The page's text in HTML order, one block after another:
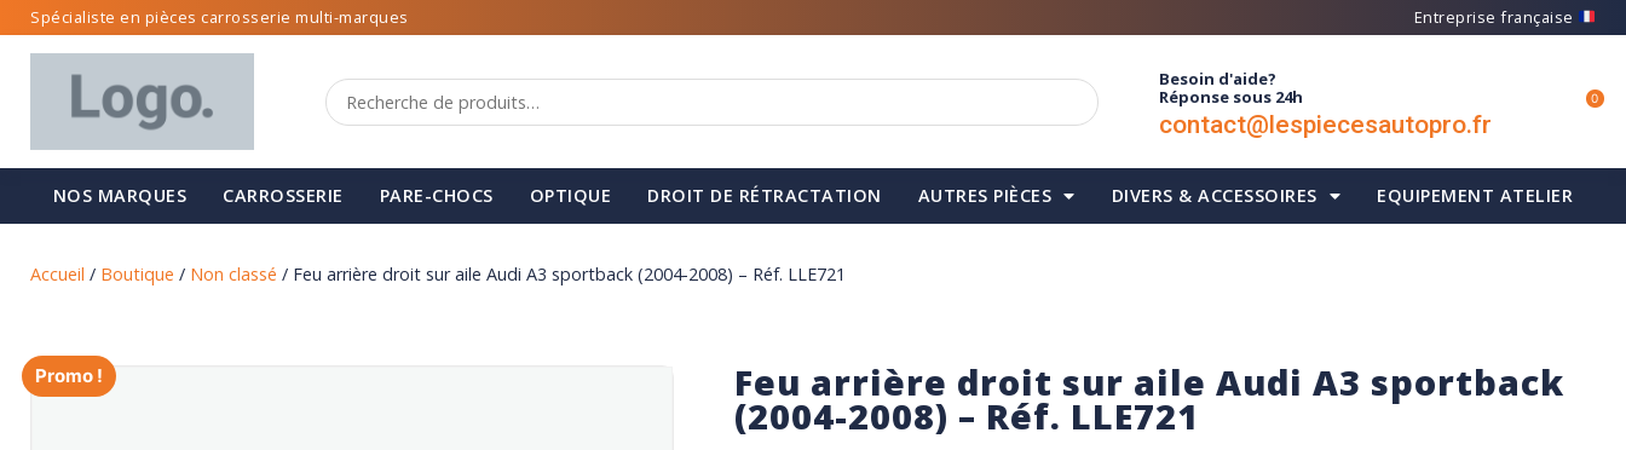
Spécialiste en pièces carrosserie multi-marques Entreprise française
Besoin d'aide?
Réponse sous 24h
contact@lespiecesautopro.fr
0
NOS MARQUES CARROSSERIE PARE-CHOCS OPTIQUE DROIT DE RÉTRACTATION AUTRES PIÈCES DIVERS & ACCESSOIRES EQUIPEMENT ATELIER
Accueil / Boutique / Non classé / Feu arrière droit sur aile Audi A3 sportback (2004-2008) – Réf. LLE721
Promo ! Feu arrière droit sur aile Audi A3 sportback
(2004-2008) – Réf. LLE721